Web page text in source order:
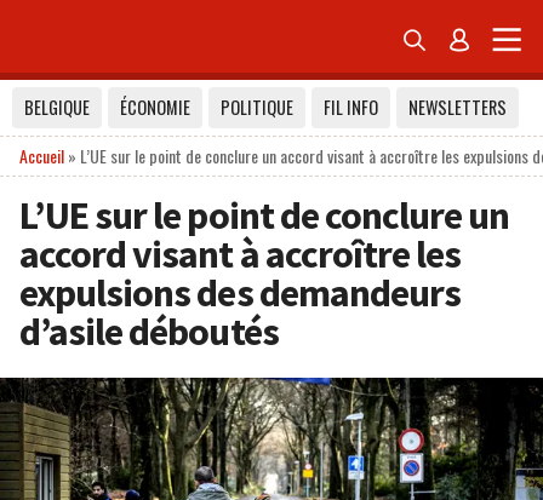
 
BELGIQUE ÉCONOMIE POLITIQUE FIL INFO
NEWSLETTERS
Accueil» L’UE sur le point de conclure un accord visant à accroître les expulsions
L’UE sur le point de conclure un
accord visant à accroître les
expulsions des demandeurs
d’asile déboutés